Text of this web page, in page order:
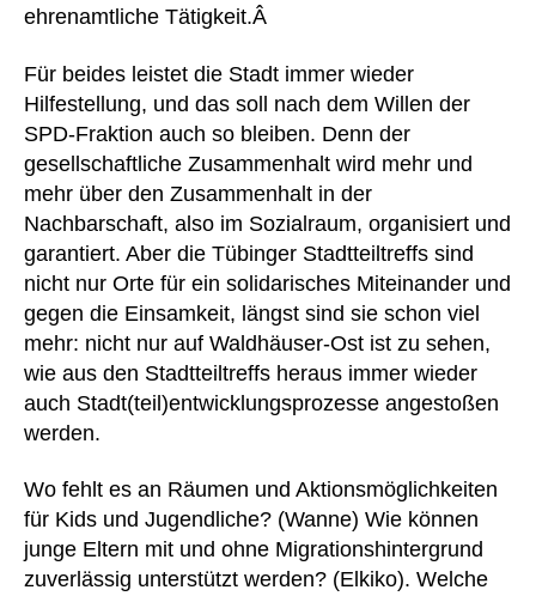
ehrenamtliche Tätigkeit.Â
Für beides leistet die Stadt immer wieder
Hilfestellung, und das soll nach dem Willen der
SPD-Fraktion auch so bleiben. Denn der
gesellschaftliche Zusammenhalt wird mehr und
mehr über den Zusammenhalt in der
Nachbarschaft, also im Sozialraum, organisiert und
garantiert. Aber die Tübinger Stadtteiltreffs sind
nicht nur Orte für ein solidarisches Miteinander und
gegen die Einsamkeit, längst sind sie schon viel
mehr: nicht nur auf Waldhäuser-Ost ist zu sehen,
wie aus den Stadtteiltreffs heraus immer wieder
auch Stadt(teil)entwicklungsprozesse angestoßen
werden.
Wo fehlt es an Räumen und Aktionsmöglichkeiten
für Kids und Jugendliche? (Wanne) Wie können
junge Eltern mit und ohne Migrationshintergrund
zuverlässig unterstützt werden? (Elkiko). Welche